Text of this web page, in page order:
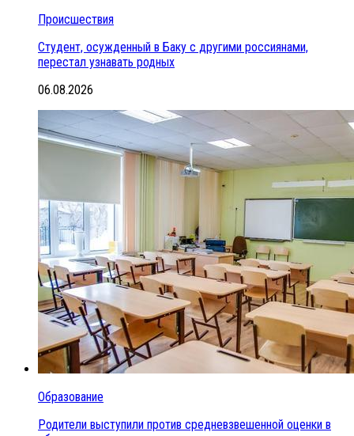
Происшествия
Студент, осужденный в Баку с другими россиянами,
перестал узнавать родных
06.08.2026
Образование
Родители выступили против средневзвешенной оценки в